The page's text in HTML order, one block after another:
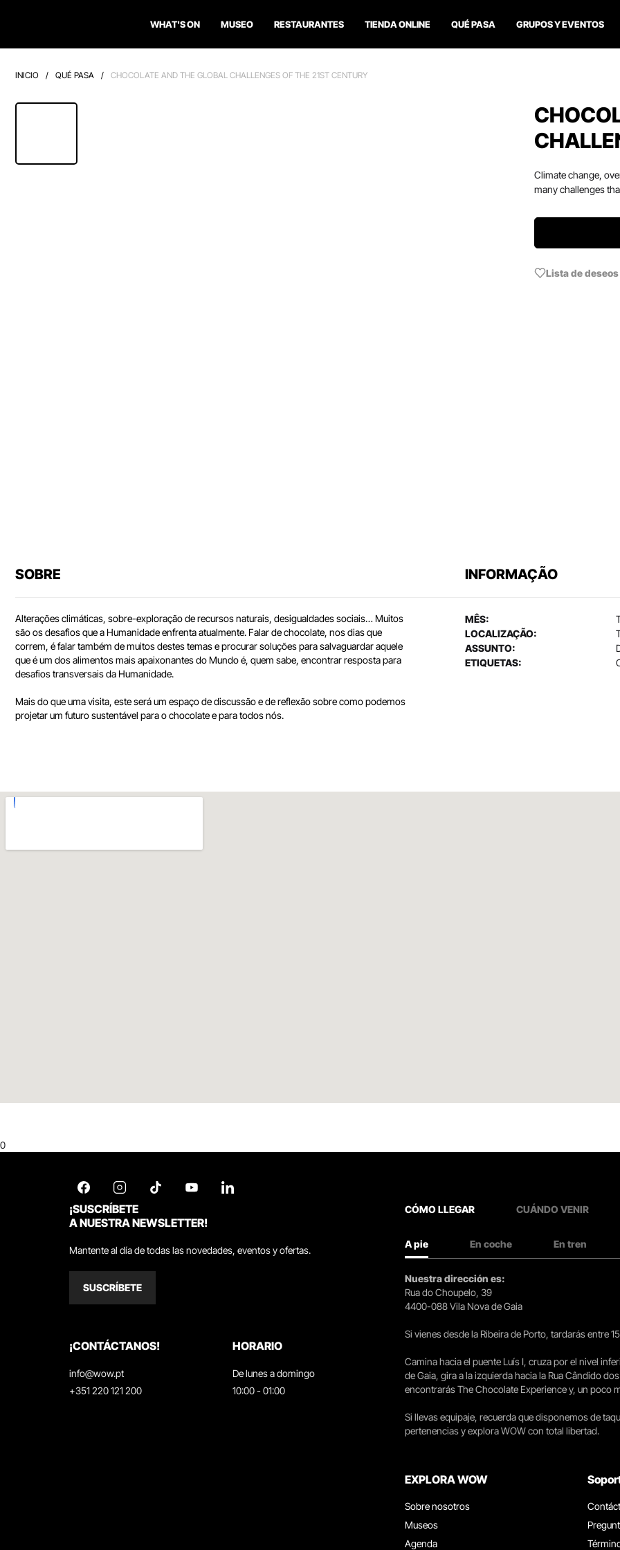
WHAT'S ON MUSEO RESTAURANTES TIENDA ONLINE QUÉ PASA GRUPOS Y EVENTOS
INICIO / QUÉ PASA / CHOCOLATE AND THE GLOBAL CHALLENGES OF THE 21ST CENTURY
Climate change,
many challenges
Lista de deseos
SOBRE
Alterações climáticas, sobre-exploração de recursos naturais, desigualdades sociais… Muitos
são os desafios que a Humanidade enfrenta atualmente. Falar de chocolate, nos dias que
correm, é falar também de muitos destes temas e procurar soluções para salvaguardar aquele
que é um dos alimentos mais apaixonantes do Mundo é, quem sabe, encontrar resposta para
desafios transversais da Humanidade.
Mais do que uma visita, este será um espaço de discussão e de reflexão sobre como podemos
projetar um futuro sustentável para o chocolate e para todos nós.
INFORMAÇÃO
MÊS:
LOCALIZAÇÃO:
ASSUNTO:
ETIQUETAS:
0
¡SUSCRÍBETE
A NUESTRA NEWSLETTER!
Mantente al día de todas las novedades, eventos y ofertas.
SUSCRÍBETE
¡CONTÁCTANOS!
info@wow.pt
+351 220 121 200
HORARIO
De lunes a domingo
10:00 - 01:00
CÓMO LLEGAR CUÁNDO VENIR
A pie En coche En tren
Nuestra dirección es:
Rua do Choupelo, 39
4400-088 Vila Nova de Gaia
Si vienes desde la Ribeira de Porto, tardarás entre
Camina hacia el puente Luís I, cruza por el nivel
de Gaia, gira a la izquierda hacia la Rua Cândido
encontrarás The Chocolate Experience y, un poco
Si llevas equipaje, recuerda que disponemos de
pertenencias y explora WOW con total libertad.
EXPLORA WOW
Sobre nosotros
Museos
Agenda